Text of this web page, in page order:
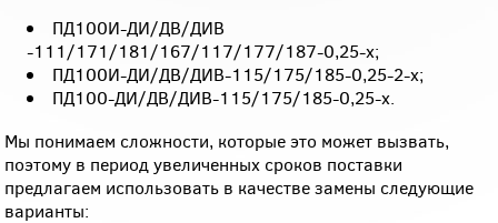
ПД100И-ДИ/ДВ/ДИВ
-111/171/181/167/117/177/187-0,25-х;
ПД100И-ДИ/ДВ/ДИВ-115/175/185-0,25-2-х;
ПД100-ДИ/ДВ/ДИВ-115/175/185-0,25-х.
Мы понимаем сложности, которые это может вызвать,
поэтому в период увеличенных сроков поставки
предлагаем использовать в качестве замены следующие
варианты: